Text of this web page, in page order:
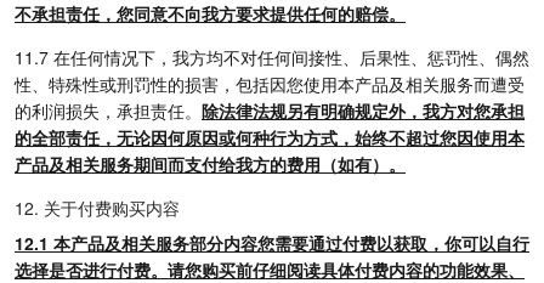
不承担责任，您同意不向我方要求提供任何的赔偿。
11.7 在任何情况下，我方均不对任何间接性、后果性、惩罚性、偶然
性、特殊性或刑罚性的损害，包括因您使用本产品及相关服务而遭受
的利润损失，承担责任。 除法律法规另有明确规定外，我方对您承担
的全部责任，无论因何原因或何种行为方式，始终不超过您因使用本
产品及相关服务期间而支付给我方的费用（如有）。
12. 关于付费购买内容
12.1 本产品及相关服务部分内容您需要通过付费以获取，你可以自行
选择是否进行付费。请您购买前仔细阅读具体付费内容的功能效果、